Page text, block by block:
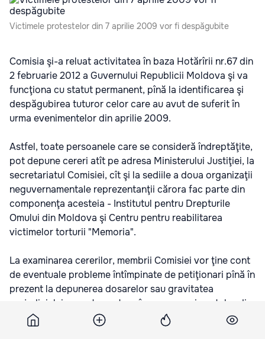
Victimele protestelor din 7 aprilie 2009 vor fi despăgubite
Comisia şi-a reluat activitatea în baza Hotărîrii nr.67 din
2 februarie 2012 a Guvernului Republicii Moldova şi va
funcţiona cu statut permanent, pînă la identificarea şi
despăgubirea tuturor celor care au avut de suferit în
urma evenimentelor din aprilie 2009.
Astfel, toate persoanele care se consideră îndreptăţite,
pot depune cereri atît pe adresa Ministerului Justiţiei, la
secretariatul Comisiei, cît şi la sediile a doua organizaţii
neguvernamentale reprezentanţii cărora fac parte din
componenţa acesteia - Institutul pentru Drepturile
Omului din Moldova şi Centru pentru reabilitarea
victimelor torturii "Memoria".
La examinarea cererilor, membrii Comisiei vor ţine cont
de eventuale probleme întîmpinate de petiţionari pînă în
prezent la depunerea dosarelor sau gravitatea
prejudiciului cauzat acestora în urma evenimentelor din
7 aprilie. De asemenea, nu vor fi excluse nici dosarele